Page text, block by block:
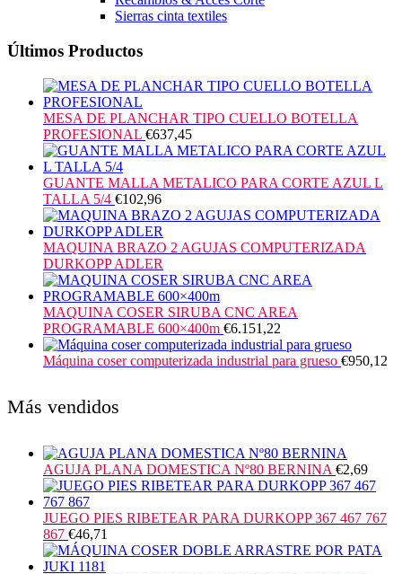
Sierras cinta textiles
Últimos Productos
MESA DE PLANCHAR TIPO CUELLO BOTELLA
PROFESIONAL €637,45
GUANTE MALLA METALICO PARA CORTE AZUL L
TALLA 5/4 €102,96
MAQUINA BRAZO 2 AGUJAS COMPUTERIZADA
DURKOPP ADLER
MAQUINA COSER SIRUBA CNC AREA
PROGRAMABLE 600×400m €6.151,22
Máquina coser computerizada industrial para grueso €950,12
Más vendidos
AGUJA PLANA DOMESTICA Nº80 BERNINA €2,69
JUEGO PIES RIBETEAR PARA DURKOPP 367 467 767
867 €46,71